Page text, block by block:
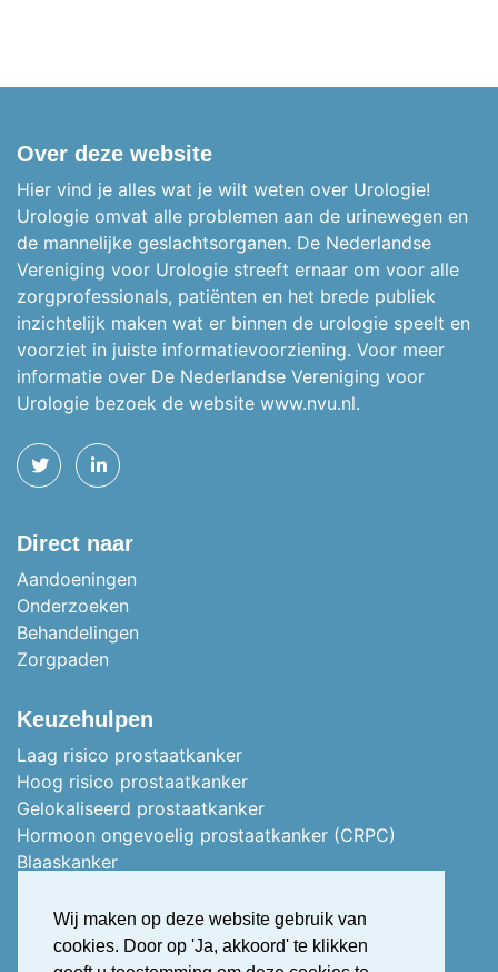
Wij maken op deze website gebruik van
cookies. Door op 'Ja, akkoord' te klikken
Over deze website
Hier vind je alles wat je wilt weten over Urologie!
Urologie omvat alle problemen aan de urinewegen en
de mannelijke geslachtsorganen. De Nederlandse
Vereniging voor Urologie streeft ernaar om voor alle
zorgprofessionals, patiënten en het brede publiek
inzichtelijk maken wat er binnen de urologie speelt en
voorziet in juiste informatievoorziening. Voor meer
informatie over De Nederlandse Vereniging voor
Urologie bezoek de website www.nvu.nl.
TWITTERLINKEDIN
Direct naar
Aandoeningen
Onderzoeken
Behandelingen
Zorgpaden
Keuzehulpen
Laag risico prostaatkanker
Hoog risico prostaatkanker
Gelokaliseerd prostaatkanker
Hormoon ongevoelig prostaatkanker (CRPC)
Blaaskanker
Nierkanker
Uitgezaaid nierkanker